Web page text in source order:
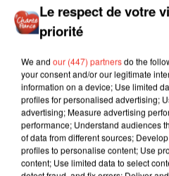
LES INTERVIEWS
FRANCE
"JE SUIS À
Le respect de votre
priorité
We and our (447) partnersdo the
your consent and/or our legitimate
information on a device; Use limited
profiles for personalised advertising;
advertising; Measure advertising
performance; Understand audiences
of data from different sources;
profiles to personalise content; Use
content; Use limited data to select